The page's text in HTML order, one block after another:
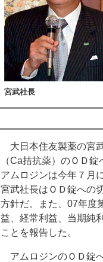
宮武社長
大日本住友製薬の宮
（Ca拮抗薬）のＯＤ
アムロジンは今年７月
宮武社長はＯＤ錠への
方針だ。また、07年度
益、経常利益、当期純
ことを報告した。
アムロジンのＯＤ錠